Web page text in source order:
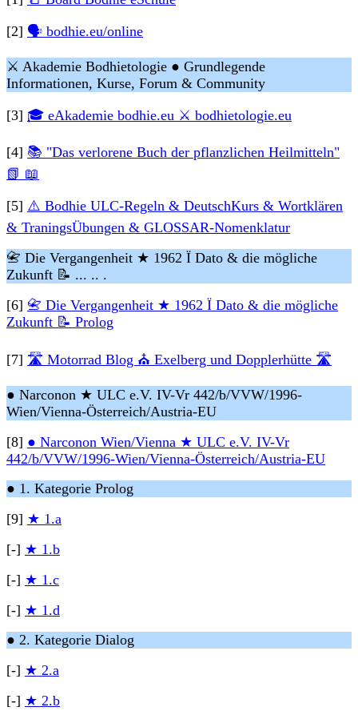
[2] 🗣 bodhie.eu/online
⚔ Akademie Bodhietologie ● Grundlegende
Informationen, Kurse, Forum & Community
[3] 🎓 eAkademie bodhie.eu ⚔ bodhietologie.eu
[4] 📚 "Das verlorene Buch der pflanzlichen Heilmitteln"
📗 📖
[5] ⚠️ Bodhie ULC-Regeln & DeutschKurs & Wortklären
& TraningsÜbungen & GLOSSAR-Nomenklatur
📇 Die Vergangenheit ★ 1962 Ï Dato & die mögliche
Zukunft 📝 ... .. .
[6] 📇 Die Vergangenheit ★ 1962 Ï Dato & die mögliche
Zukunft 📝 Prolog
[7] 🛣 Motorrad Blog ⛪ Exelberg und Dopplerhütte 🛣
● Narconon ★ ULC e.V. IV-Vr 442/b/VVW/1996-
Wien/Vienna-Österreich/Austria-EU
[8] ● Narconon Wien/Vienna ★ ULC e.V. IV-Vr
442/b/VVW/1996-Wien/Vienna-Österreich/Austria-EU
● 1. Kategorie Prolog
[9] ★ 1.a
[-] ★ 1.b
[-] ★ 1.c
[-] ★ 1.d
● 2. Kategorie Dialog
[-] ★ 2.a
[-] ★ 2.b